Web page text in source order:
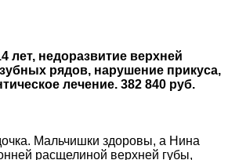
лет, недоразвитие верхней
рядов, нарушение прикуса,
лечение. 382 840 руб.
Мальчишки здоровы, а Нина
расщелиной верхней губы,